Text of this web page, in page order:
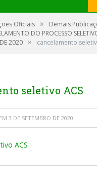
Oficiais »
Demais
DO PROCESSO
2020 » cancelamento
seletivo ACS
EM 3 DE SETEMBRO DE 2020
ACS